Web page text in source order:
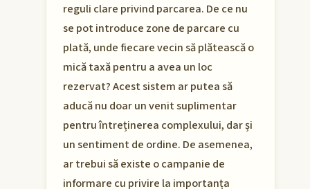
reguli clare privind parcarea. De ce nu
se pot introduce zone de parcare cu
plată, unde fiecare vecin să plătească o
mică taxă pentru a avea un loc
rezervat? Acest sistem ar putea să
aducă nu doar un venit suplimentar
pentru întreținerea complexului, dar și
un sentiment de ordine. De asemenea,
ar trebui să existe o campanie de
informare cu privire la importanța